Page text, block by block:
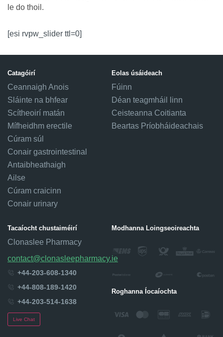
le do thoil.
[esi rvpw_slider ttl=0]
Catagóirí
Ceannaigh Anois
Sláinte na bhfear
Scítheoirí matán
Mífheidhm erectile
Cúram súl
Conair gastrointestinal
Antaibheathaigh
Ailse
Cúram craicinn
Conair urinary
Eolas úsáideach
Fúinn
Déan teagmháil linn
Ceisteanna Coitianta
Beartas Príobháideachais
Tacaíocht chustaiméirí
Clonaslee Pharmacy
contact@clonasleepharmacy.ie
+44-203-608-1340
+44-808-189-1420
+44-203-514-1638
Live Chat
Modhanna Loingseoireachta
Roghanna Íocaíochta